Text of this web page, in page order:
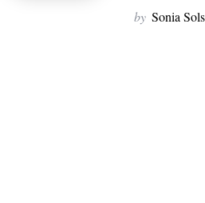
by Sonia